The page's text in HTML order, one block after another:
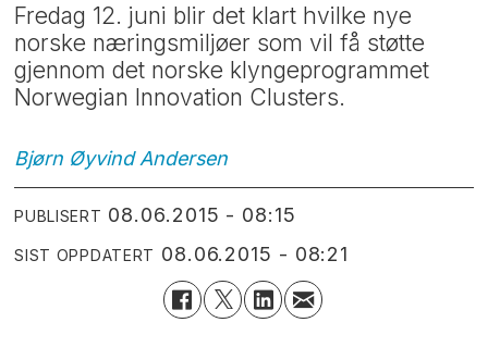
Fredag 12. juni blir det klart hvilke nye
norske næringsmiljøer som vil få støtte
gjennom det norske klyngeprogrammet
Norwegian Innovation Clusters.
Bjørn Øyvind Andersen
PUBLISERT 08.06.2015 - 08:15
SIST OPPDATERT 08.06.2015 - 08:21